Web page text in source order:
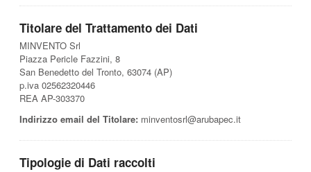
Titolare del Trattamento dei Dati
MINVENTO Srl
Piazza Pericle Fazzini, 8
San Benedetto del Tronto, 63074 (AP)
p.iva 02562320446
REA AP-303370
Indirizzo email del Titolare: minventosrl@arubapec.it
Tipologie di Dati raccolti